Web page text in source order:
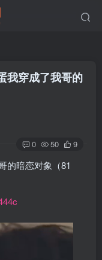
我穿成了我哥的
0 50 9
的暗恋对象（81